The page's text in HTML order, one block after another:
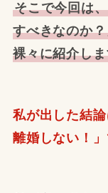
そこで今回は
すべきなのか
裸々に紹介し
私が出した結
離婚しない！」